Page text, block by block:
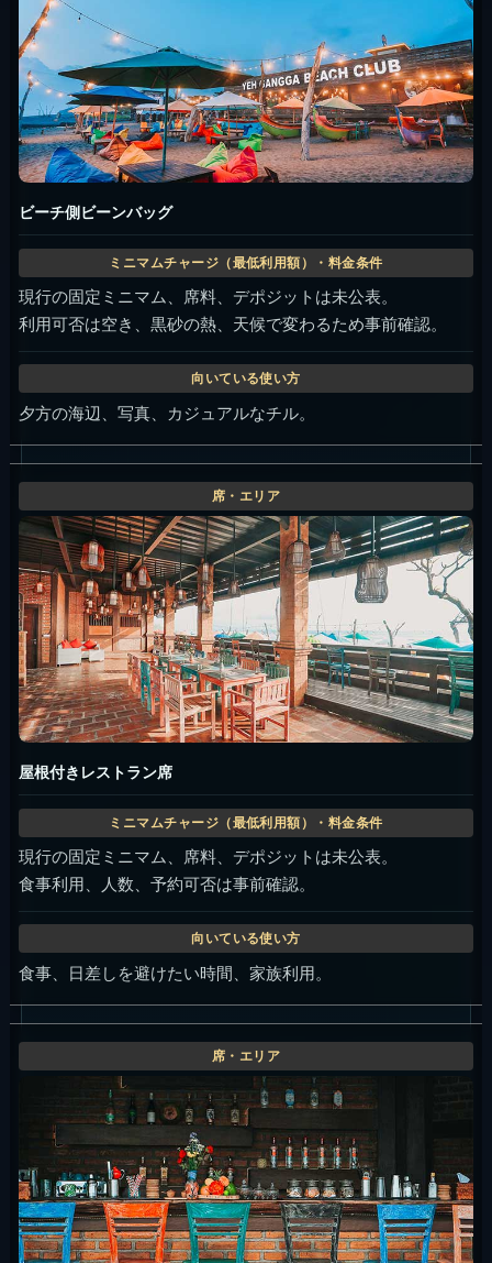
ビーチ側ビーンバッグ
現行の固定ミニマム、席料、デポジットは未公表。
利用可否は空き、黒砂の熱、天候で変わるため事前確認。
夕方の海辺、写真、カジュアルなチル。
屋根付きレストラン席
現行の固定ミニマム、席料、デポジットは未公表。
食事利用、人数、予約可否は事前確認。
食事、日差しを避けたい時間、家族利用。